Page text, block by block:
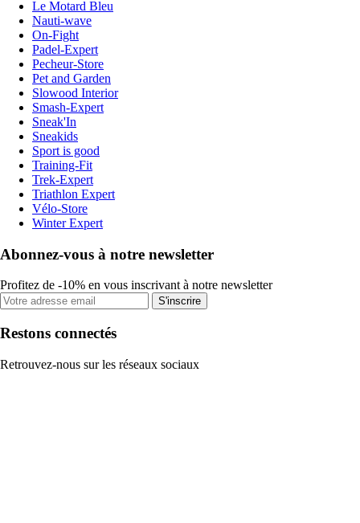
Le Motard Bleu
Nauti-wave
On-Fight
Padel-Expert
Pecheur-Store
Pet and Garden
Slowood Interior
Smash-Expert
Sneak'In
Sneakids
Sport is good
Training-Fit
Trek-Expert
Triathlon Expert
Vélo-Store
Winter Expert
Abonnez-vous à notre newsletter
Profitez de -10% en vous inscrivant à notre newsletter
S'inscrire
Restons connectés
Retrouvez-nous sur les réseaux sociaux